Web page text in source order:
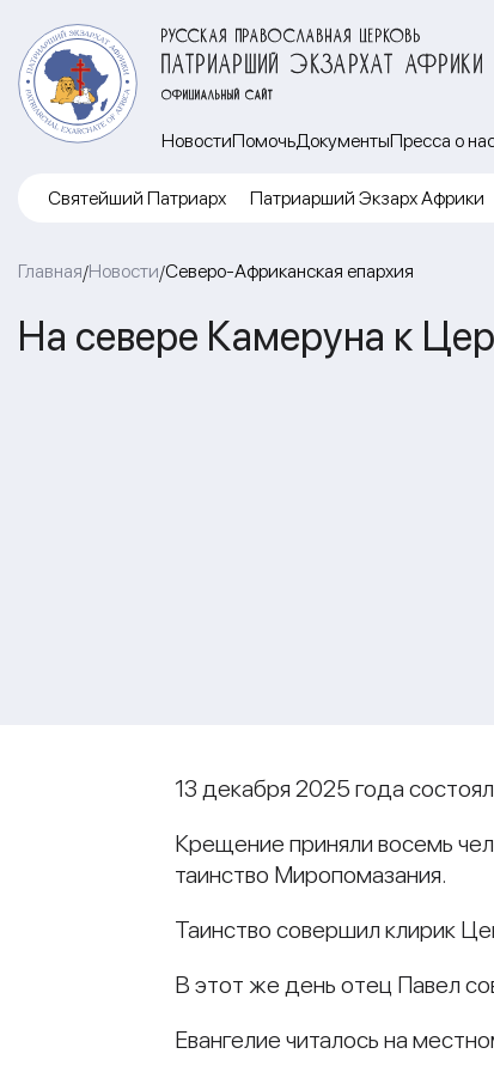
РУССКАЯ ПРАВОСЛАВНАЯ ЦЕРКОВЬ
ПАТРИАРШИЙ ЭКЗАРХАТ АФРИКИ
ОФИЦИАЛЬНЫЙ САЙТ
НовостиПомочьДокументыПресса о
Cвятейший Патриарх Патриарший Экзарх Африки
Главная/Новости/Северо-Африканская епархия
На севере Камеруна к
13 декабря 2025 года
Крещение приняли восемь
таинство Миропомазания.
Таинство совершил клирик
В этот же день отец Павел
Евангелие читалось на